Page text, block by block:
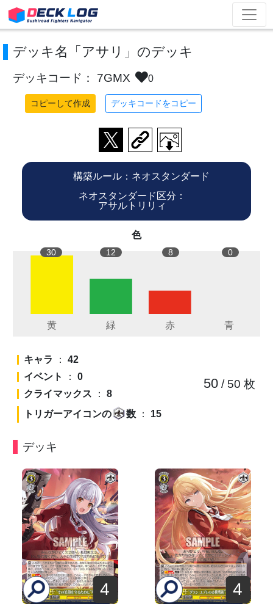
デッキ名「アサリ」のデッキ
デッキコード： 7GMX 0
コピーして作成 デッキコードをコピー
構築ルール：ネオスタンダード
ネオスタンダード区分：
アサルトリリィ
色
30 12 8 0
キャラ ： 42
イベント
： 0
クライマックス ： 8
トリガーアイコンの
数 ： 15
50/ 50 枚
デッキ
4 4